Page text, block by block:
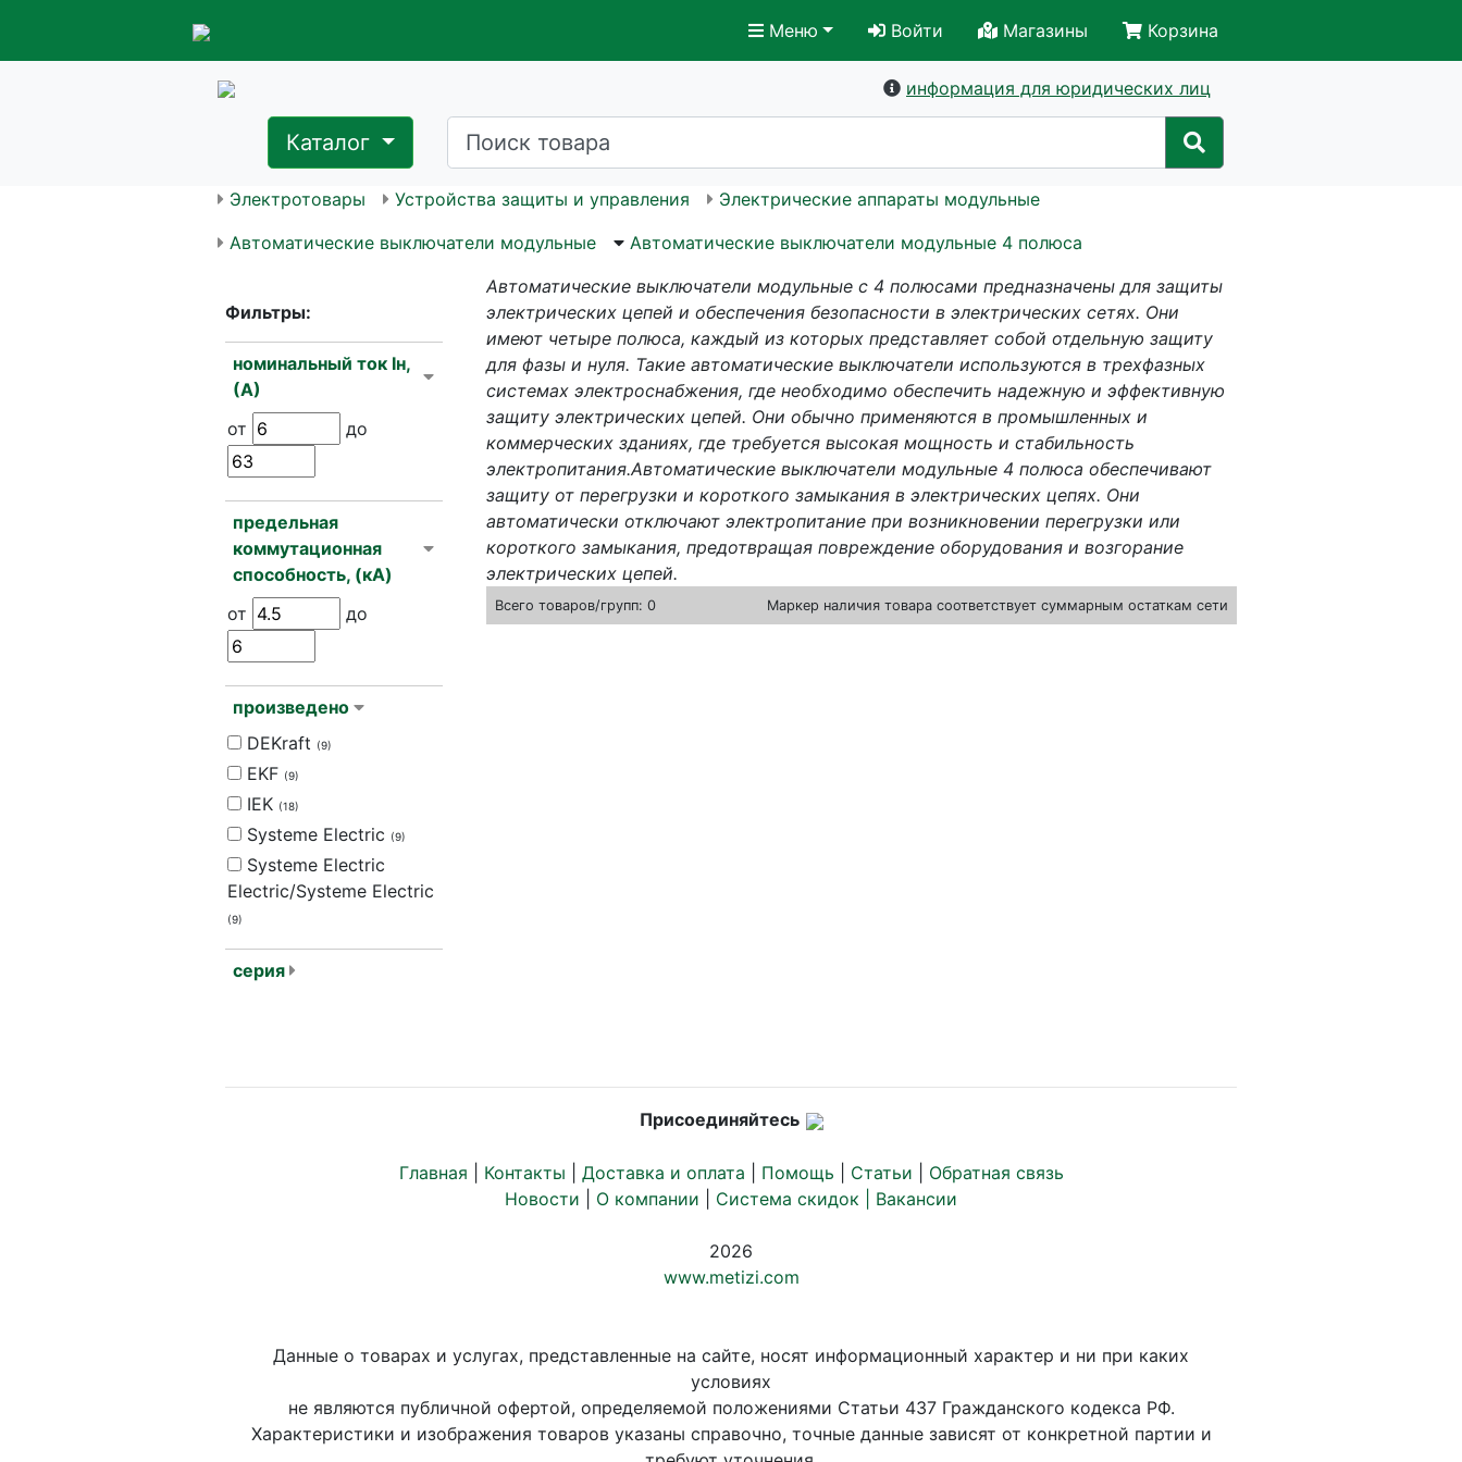
Меню Войти Магазины Корзина
информация для юридических лиц
Каталог
Электротовары Устройства защиты и управления
Электрические аппараты модульные
Автоматические выключатели модульные
Автоматические выключатели модульные 4 полюса
Фильтры:
номинальный ток Iн,
(А)
от
до
предельная
коммутационная
способность, (кА)
от
до
произведено
DEKraft (9)
EKF (9)
IEK (18)
Systeme Electric (9)
Systeme Electric
Electric/Systeme Electric
(9)
серия
Автоматические выключатели модульные с 4 полюсами предназначены для защиты
электрических цепей и обеспечения безопасности в электрических сетях. Они
имеют четыре полюса, каждый из которых представляет собой отдельную защиту
для фазы и нуля. Такие автоматические выключатели используются в трехфазных
системах электроснабжения, где необходимо обеспечить надежную и эффективную
защиту электрических цепей. Они обычно применяются в промышленных и
коммерческих зданиях, где требуется высокая мощность и стабильность
электропитания.Автоматические выключатели модульные 4 полюса обеспечивают
защиту от перегрузки и короткого замыкания в электрических цепях. Они
автоматически отключают электропитание при возникновении перегрузки или
короткого замыкания, предотвращая повреждение оборудования и возгорание
электрических цепей.
Всего товаров/групп: 0 Маркер наличия товара соответствует суммарным остаткам сети
Присоединяйтесь
Главная Контакты Доставка и оплата Помощь Статьи
Обратная связь
Новости
О компании Система скидок | Вакансии
2026
www.metizi.com
Данные о товарах и услугах, представленные на сайте, носят информационный характер и ни при каких
условиях
не являются публичной офертой, определяемой положениями Статьи 437 Гражданского кодекса РФ.
Характеристики и изображения товаров указаны справочно, точные данные зависят от конкретной партии и